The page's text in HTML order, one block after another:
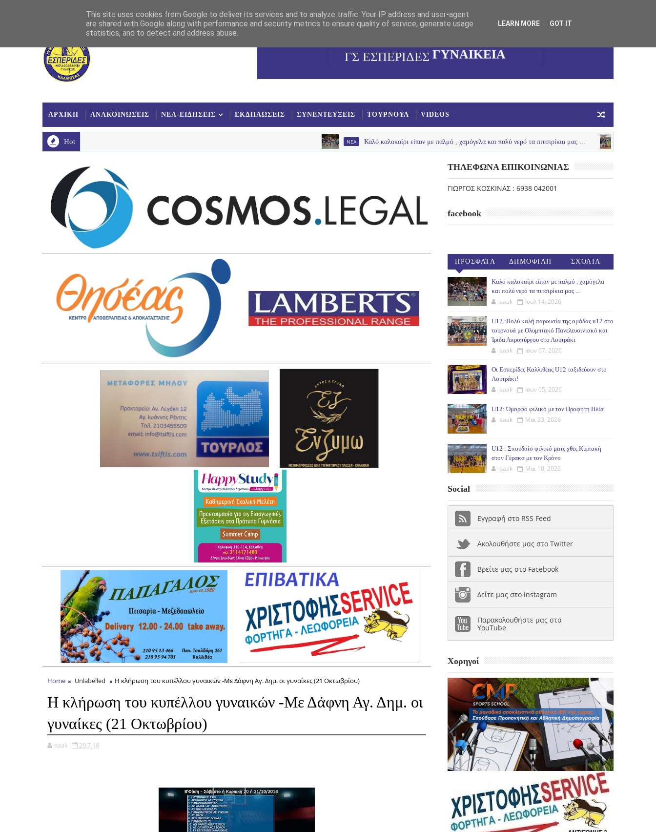
ΓΣ ΕΣΠΕΡΙΔΕΣ ΓΥΝΑΙΚΕΙΑ
ΟΜΑΔΑ
ΑΡΧΙΚΗ ΑΝΑΚΟΙΝΩΣΕΙΣ ΝΕΑ-ΕΙΔΗΣΕΙΣ ΕΚΔΗΛΩΣΕΙΣ ΣΥΝΕΝΤΕΥΞΕΙΣ ΤΟΥΡΝΟΥΑ VIDEOS
Hot NEA Καλό καλοκαίρι είπαν με παλμό , χαμόγελα και πολύ νερό τα πιτσιρίκια μας ... LOUTRAKI SPRING
Home Unlabelled Η κλήρωση του κυπέλλου γυναικών -Mε Δάφνη Αγ. Δημ. οι γυναίκες (21 Οκτωβρίου)
Η κλήρωση του κυπέλλου γυναικών -Mε Δάφνη Αγ. Δημ. οι
γυναίκες (21 Οκτωβρίου)
isaak 29.7.18
ΤΗΛΕΦΩΝΑ ΕΠΙΚΟΙΝΩΝΙΑΣ
ΓΙΩΡΓΟΣ ΚΟΣΚΙΝΑΣ : 6938 042001
facebook
ΠΡΟΣΦΑΤΑ ΔΗΜΟΦΙΛΗ ΣΧΟΛΙΑ
Καλό καλοκαίρι είπαν με παλμό , χαμόγελα
και πολύ νερό τα πιτσιρίκια μας ...
isaak Ιουλ 14, 2026
U12 :Πολύ καλή παρουσία της ομάδας u12 στο
τουρνουά με Ολυμπιακό Πανελευσινιακό και
Ίριδα Απροπύργου στο Λουτράκι
isaak Ιουν 07, 2026
Οι Εσπερίδες Καλλιθέας U12 ταξιδεύουν στο
Λουτράκι!
isaak Ιουν 05, 2026
U12: Όμορφο φιλικό με τον Προφήτη Ηλία
isaak Μαι 23, 2026
U12 : Σπουδαίο φιλικό ματς χθες Κυριακή
στον Γέρακα με τον Κρόνο
isaak Μαι 10, 2026
Social
Εγγραφή στο RSS Feed
Ακολουθήστε μας στο Twitter
Βρείτε μας στο Facebook
Δείτε μας στο instagram
Παρακολουθήστε μας στο
YouTube
Χορηγοί
This site uses cookies from Google to deliver its services and to analyze traffic. Your IP address and user-agent
are shared with Google along with performance and security metrics to ensure quality of service, generate usage
statistics, and to detect and address abuse.
LEARN MORE GOT IT